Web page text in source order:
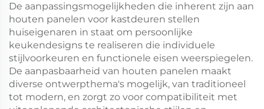
De aanpassingsmogelijkheden die inherent zijn aan
houten panelen voor kastdeuren stellen
huiseigenaren in staat om persoonlijke
keukendesigns te realiseren die individuele
stijlvoorkeuren en functionele eisen weerspiegelen.
De aanpasbaarheid van houten panelen maakt
diverse ontwerpthema's mogelijk, van traditioneel
tot modern, en zorgt zo voor compatibiliteit met